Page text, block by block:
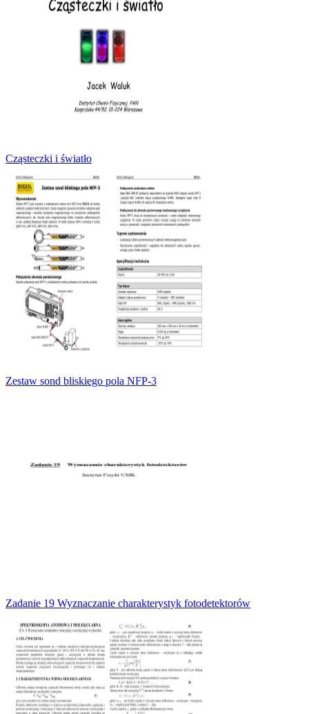
Cząsteczki i światło
Zestaw sond bliskiego pola NFP-3
Zadanie 19 Wyznaczanie charakterystyk fotodetektorów